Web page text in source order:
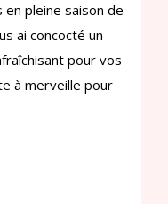
pleine saison de
ai concocté un
pour vos
à merveille pour